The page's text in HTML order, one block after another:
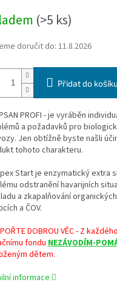
(>5 ks)
doručit do:11.8.2026
Přidat do košíku
PROFI - je vyráběn
a požadavků pro
Jen obtížně byste našli
tohoto charakteru.
Start je enzymatický extra
odstranění havarijních
a zkapalňování
a ČOV.
DOBROU VĚC - Z
fonduNEZÁVODÍM-
dětem.
informace